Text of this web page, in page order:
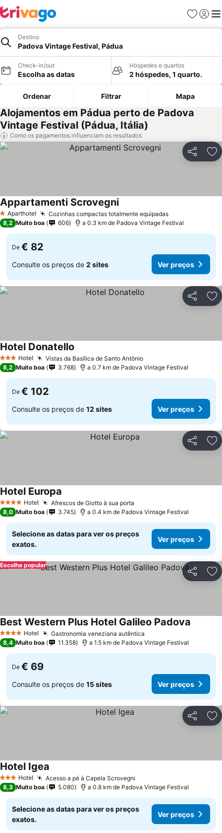
Favoritos
Iniciar
Destino
Padova Vintage Festival, Pádua
Check-in/out
Escolha as datas
Hóspedes e quartos
2 hóspedes, 1 quarto.
Ordenar Filtrar Mapa
Alojamentos em Pádua perto de Padova
Vintage Festival (Pádua, Itália)
Como os pagamentos influenciam os resultados
Partilhar
1 Estrelas
Aparthotel Cozinhas compactas totalmente equipadas
Appartamenti Scrovegni
8,2 Muito boa 606 a 0.3 km de Padova Vintage Festival
De € 82
Consulte os preços de 2 sites Ver preços
Partilhar
3 EstrelasHotel Vistas da Basílica de Santo Antônio
Hotel Donatello
8,2 Muito boa 3.768 a 0.7 km de Padova Vintage Festival
De € 102
Consulte os preços de 12 sites Ver preços
Partilhar
4 EstrelasHotel Afrescos de Giotto à sua porta
Hotel Europa
8,0 Muito boa 3.745 a 0.4 km de Padova Vintage Festival
Selecione as datas para ver os preços
exatos.
Ver preços
Partilhar
Escolha popular
4 EstrelasHotel Gastronomia veneziana autêntica
Best Western Plus Hotel Galileo Padova
8,4 Muito boa 11.358 a 1.5 km de Padova Vintage Festival
De € 69
Consulte os preços de 15 sites Ver preços
Partilhar
3 EstrelasHotel Acesso a pé à Capela Scrovegni
Hotel Igea
8,3 Muito boa 5.080 a 0.8 km de Padova Vintage Festival
Selecione as datas para ver os preços
exatos.
Ver preços